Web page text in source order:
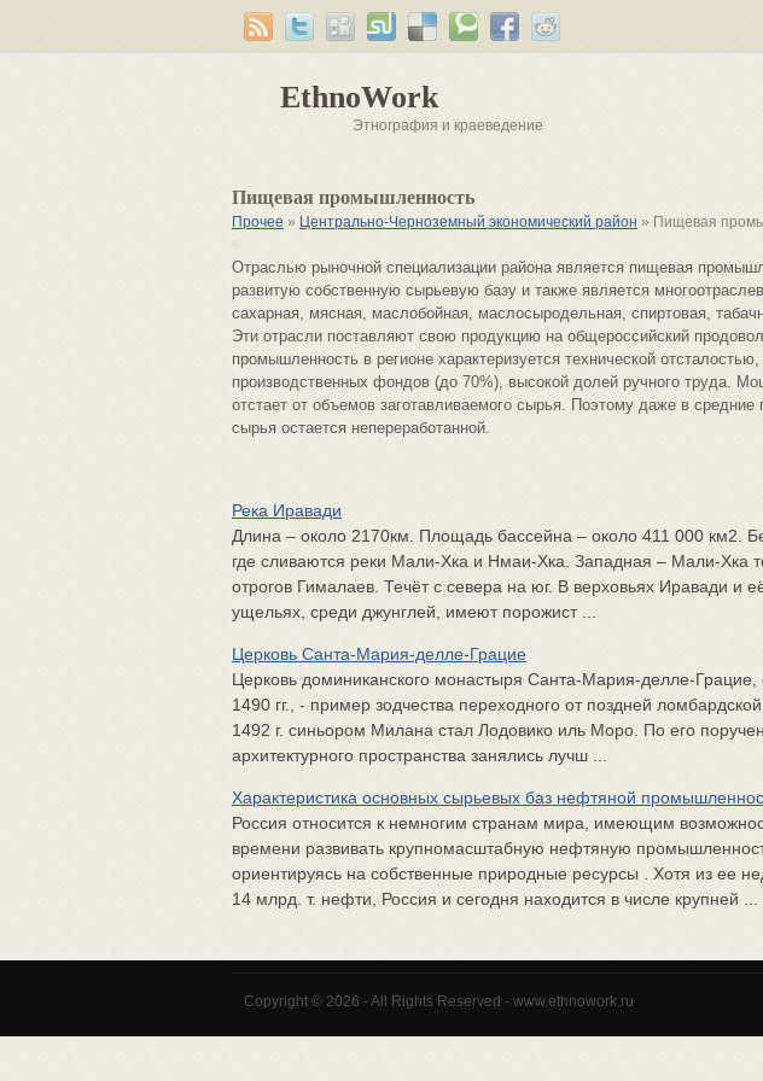
EthnoWork
Этнография и краеведение
Пищевая промышленность
Прочее » Центрально-Черноземный экономический район » Пищевая
Отраслью рыночной специализации района является пищевая
развитую собственную сырьевую базу и также является
сахарная, мясная, маслобойная, маслосыродельная, спиртовая,
Эти отрасли поставляют свою продукцию на общероссийский
промышленность в регионе характеризуется технической
производственных фондов (до 70%), высокой долей ручного труда.
отстает от объемов заготавливаемого сырья. Поэтому даже в средние
сырья остается непереработанной.
Река Иравади
Длина – около 2170км. Площадь бассейна – около 411 000 км2.
где сливаются реки Мали-Хка и Нмаи-Хка. Западная – Мали-Хка
отрогов Гималаев. Течёт с севера на юг. В верховьях Иравади и
ущельях, среди джунглей, имеют порожист ...
Церковь Санта-Мария-делле-Грацие
Церковь доминиканского монас­тыря Санта-Мария-делле-
1490 гг., - пример зодчества переходно­го от поздней
1492 г. синьором Милана стал Лодовико иль Моро. По его
архитектурного пространства за­нялись лучш ...
Характеристика основных сырьевых баз нефтяной
Россия относится к немногим странам мира, имеющим
времени развивать крупномасштабную нефтяную
ориентируясь на собственные природные ресурсы . Хотя из ее
14 млрд. т. нефти, Россия и сегодня находится в числе крупней ...
Copyright © 2026 - All Rights Reserved - www.ethnowork.ru